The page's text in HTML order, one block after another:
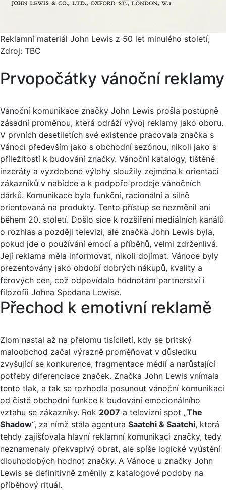
Reklamní materiál John Lewis z 50 let minulého století;
Zdroj: TBC
Prvopočátky vánoční reklamy
Vánoční komunikace značky John Lewis prošla postupně
zásadní proměnou, která odráží vývoj reklamy jako oboru.
V prvních desetiletích své existence pracovala značka s
Vánoci především jako s obchodní sezónou, nikoli jako s
příležitostí k budování značky. Vánoční katalogy, tištěné
inzeráty a vyzdobené výlohy sloužily zejména k orientaci
zákazníků v nabídce a k podpoře prodeje vánočních
dárků. Komunikace byla funkční, racionální a silně
orientovaná na produkty. Tento přístup se nezměnil ani
během 20. století. Došlo sice k rozšíření mediálních kanálů
o rozhlas a později televizi, ale značka John Lewis byla,
pokud jde o používání emocí a příběhů, velmi zdrženlivá.
Její reklama měla informovat, nikoli dojímat. Vánoce byly
prezentovány jako období dobrých nákupů, kvality a
férových cen, což odpovídalo hodnotám partnerství i
filozofii Johna Spedana Lewise.
Přechod k emotivní reklamě
Zlom nastal až na přelomu tisíciletí, kdy se britský
maloobchod začal výrazně proměňovat v důsledku
zvyšující se konkurence, fragmentace médií a narůstající
potřeby diferenciace značek. Značka John Lewis vnímala
tento tlak, a tak se rozhodla posunout vánoční komunikaci
od čistě obchodní funkce k budování emocionálního
vztahu se zákazníky. Rok 2007 a televizní spot „The
Shadow“, za nímž stála agentura Saatchi & Saatchi, která
tehdy zajišťovala hlavní reklamní komunikaci značky, tedy
neznamenaly překvapivý obrat, ale spíše logické vyústění
dlouhodobých hodnot značky. A Vánoce u značky John
Lewis se definitivně změnily z katalogové podoby na
příběhový rituál.